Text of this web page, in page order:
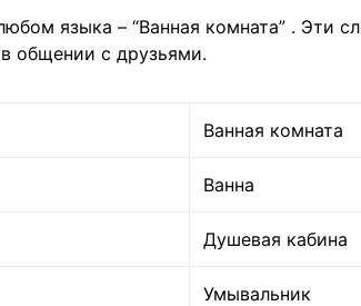
языка – “Ванная комната” . Эти
общении с друзьями.
Ванная комната
Ванна
Душевая кабина
Умывальник